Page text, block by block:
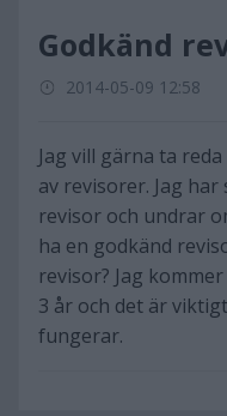
Godkänd
2014-05-09 12:58
Jag vill gärna ta
av revisorer. Jag
revisor och undrar
ha en godkänd
revisor? Jag
3 år och det är
fungerar.